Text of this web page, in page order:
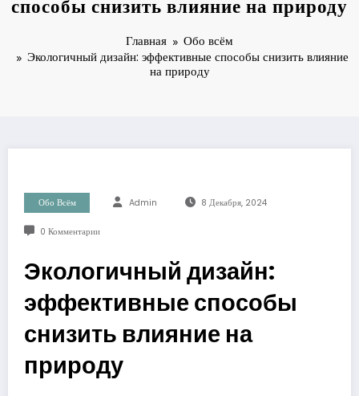
способы снизить влияние на природу
Главная
Обо всём
Экологичный дизайн: эффективные способы снизить влияние
на природу
Обо Всём Admin 8 Декабря, 2024
0 Комментарии
Экологичный дизайн:
эффективные способы
снизить влияние на
природу